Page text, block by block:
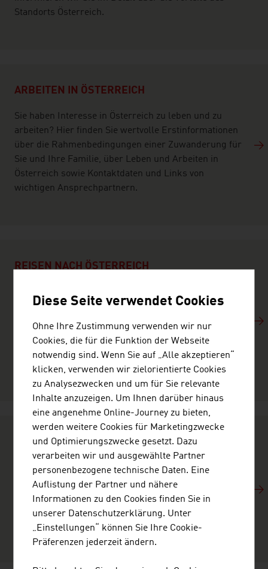
Standorts Österreich.
ARBEITEN IN ÖSTERREICH
Sie haben Interesse in Österreich zu leben und zu
arbeiten? Hier finden Sie wertvolle Erstinformationen
über die Rahmenbedingungen einer Zuwanderung für
Sie und Ihre Familie, über Leben und Arbeiten in
Österreich sowie Kontaktdaten und Links von
wichtigen Ansprechpartnern.
REISEN NACH ÖSTERREICH
eine ausgezeichnete Infrastruktur zur Verfügung.
Informieren Sie sich über das Reiseland Österreich,
die zahlreichen Möglichkeiten der Freizeitgestaltung,
die großartige Landschaft, die weltberühmte Kultur
und profitieren Sie von den Reisetipps der Experten.
ZAHLEN UND FAKTEN
Schnell und präzise informieren über
Wirtschaftsdaten, die globale Rolle und das
internationale Engagement Österreichs: Mit diesen
Zahlen und Fakten verschaffen Sie sich einen
Überblick über das Land und seine Wirtschaft.
Diese Seite verwendet Cookies
Ohne Ihre Zustimmung verwenden wir nur
Cookies, die für die Funktion der Webseite
notwendig sind. Wenn Sie auf „Alle akzeptieren“
klicken, verwenden wir zielorientierte Cookies
zu Analysezwecken und um für Sie relevante
Inhalte anzuzeigen. Um Ihnen darüber hinaus
eine angenehme Online-Journey zu bieten,
werden weitere Cookies für Marketingzwecke
und Optimierungszwecke gesetzt. Dazu
verarbeiten wir und ausgewählte Partner
personenbezogene technische Daten. Eine
Auflistung der Partner und nähere
Informationen zu den Cookies finden Sie in
unserer Datenschutzerklärung. Unter
„Einstellungen“ können Sie Ihre Cookie-
Präferenzen jederzeit ändern.